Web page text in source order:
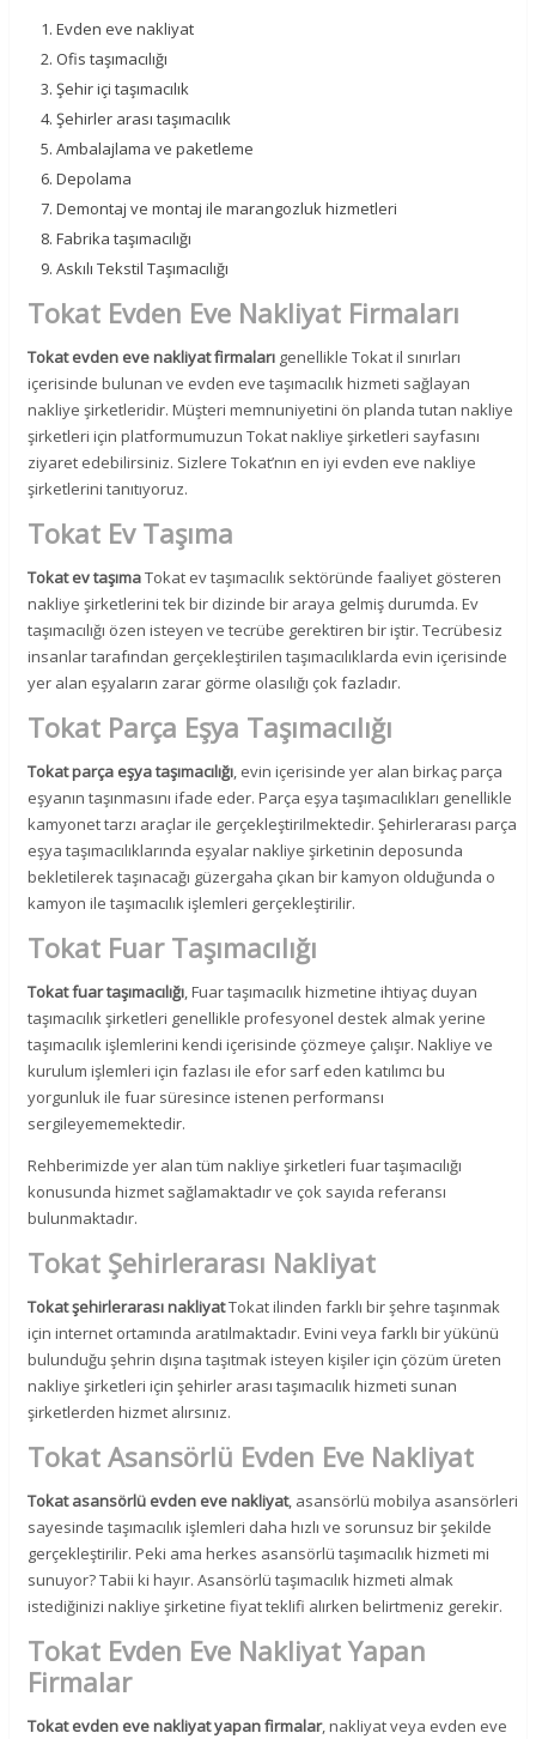
Evden eve nakliyat
Ofis taşımacılığı
Şehir içi taşımacılık
Şehirler arası taşımacılık
Ambalajlama ve paketleme
Depolama
Demontaj ve montaj ile marangozluk hizmetleri
Fabrika taşımacılığı
Askılı Tekstil Taşımacılığı
Tokat Evden Eve Nakliyat Firmaları
Tokat evden eve nakliyat firmaları genellikle Tokat il sınırları
içerisinde bulunan ve evden eve taşımacılık hizmeti sağlayan
nakliye şirketleridir. Müşteri memnuniyetini ön planda tutan nakliye
şirketleri için platformumuzun Tokat nakliye şirketleri sayfasını
ziyaret edebilirsiniz. Sizlere Tokat’nın en iyi evden eve nakliye
şirketlerini tanıtıyoruz.
Tokat Ev Taşıma
Tokat ev taşımaTokat ev taşımacılık sektöründe faaliyet gösteren
nakliye şirketlerini tek bir dizinde bir araya gelmiş durumda. Ev
taşımacılığı özen isteyen ve tecrübe gerektiren bir iştir. Tecrübesiz
insanlar tarafından gerçekleştirilen taşımacılıklarda evin içerisinde
yer alan eşyaların zarar görme olasılığı çok fazladır.
Tokat Parça Eşya Taşımacılığı
Tokat parça eşya taşımacılığı, evin içerisinde yer alan birkaç parça
eşyanın taşınmasını ifade eder. Parça eşya taşımacılıkları genellikle
kamyonet tarzı araçlar ile gerçekleştirilmektedir. Şehirlerarası parça
eşya taşımacılıklarında eşyalar nakliye şirketinin deposunda
bekletilerek taşınacağı güzergaha çıkan bir kamyon olduğunda o
kamyon ile taşımacılık işlemleri gerçekleştirilir.
Tokat Fuar Taşımacılığı
Tokat fuar taşımacılığı, Fuar taşımacılık hizmetine ihtiyaç duyan
taşımacılık şirketleri genellikle profesyonel destek almak yerine
taşımacılık işlemlerini kendi içerisinde çözmeye çalışır. Nakliye ve
kurulum işlemleri için fazlası ile efor sarf eden katılımcı bu
yorgunluk ile fuar süresince istenen performansı
sergileyememektedir.
Rehberimizde yer alan tüm nakliye şirketleri fuar taşımacılığı
konusunda hizmet sağlamaktadır ve çok sayıda referansı
bulunmaktadır.
Tokat Şehirlerarası Nakliyat
Tokat şehirlerarası nakliyatTokat ilinden farklı bir şehre taşınmak
için internet ortamında aratılmaktadır. Evini veya farklı bir yükünü
bulunduğu şehrin dışına taşıtmak isteyen kişiler için çözüm üreten
nakliye şirketleri için şehirler arası taşımacılık hizmeti sunan
şirketlerden hizmet alırsınız.
Tokat Asansörlü Evden Eve Nakliyat
Tokat asansörlü evden eve nakliyat, asansörlü mobilya asansörleri
sayesinde taşımacılık işlemleri daha hızlı ve sorunsuz bir şekilde
gerçekleştirilir. Peki ama herkes asansörlü taşımacılık hizmeti mi
sunuyor? Tabii ki hayır. Asansörlü taşımacılık hizmeti almak
istediğinizi nakliye şirketine fiyat teklifi alırken belirtmeniz gerekir.
Tokat Evden Eve Nakliyat Yapan
Firmalar
Tokat evden eve nakliyat yapan firmalar, nakliyat veya evden eve